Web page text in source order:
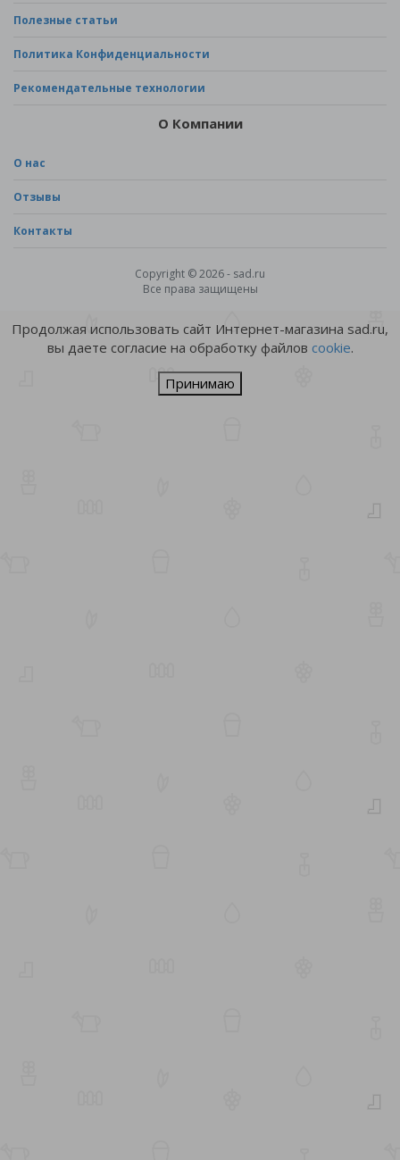
Полезные статьи
Политика Конфиденциальности
Рекомендательные технологии
О Компании
О нас
Отзывы
Контакты
Copyright © 2026 - sad.ru
Все права защищены
Продолжая использовать сайт Интернет-магазина sad.ru,
вы даете согласие на обработку файлов cookie.
Принимаю